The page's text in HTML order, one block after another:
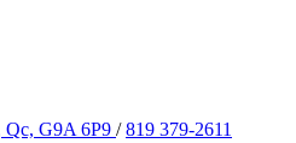
Qc, G9A 6P9 / 819 379-2611